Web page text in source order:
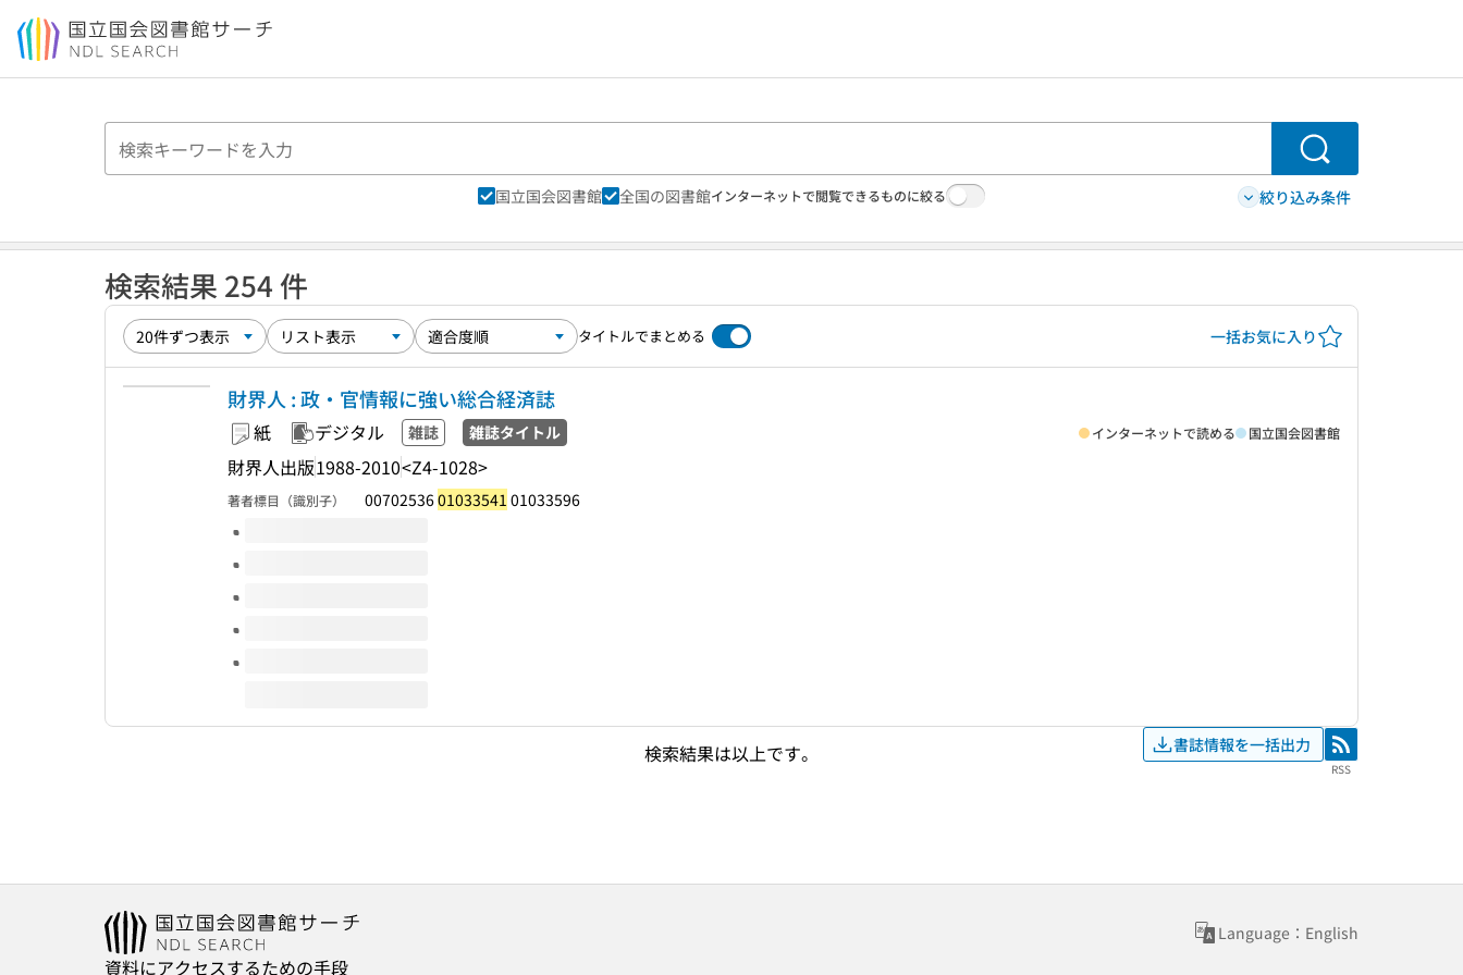
本文へ移動
検索
国立国会図書館 全国の図書館インターネットで閲覧できるものに絞る 絞り込み条件
検索結果 254 件
タイトルでまとめる 一括お気に入り
財界人 : 政・官情報に強い総合経済誌
紙 デジタル 雑誌 雑誌タイトル
財界人出版1988-2010<Z4-1028>
インターネットで読める 国立国会図書館
著者標目（識別子） 0070253601033541 01033596
このタイトルの巻号
検索結果は以上です。 書誌情報を一括出力 RSS
RSS
Language：English
資料にアクセスするための手段